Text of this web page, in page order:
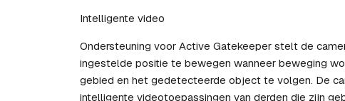
Intelligente video
Ondersteuning voor Active Gatekeeper stelt de
ingestelde positie te bewegen wanneer beweging
gebied en het gedetecteerde object te volgen. De
intelligente videotoepassingen van derden die zijn